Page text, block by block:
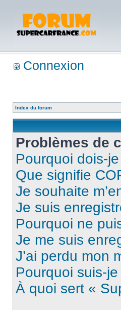
Connexion
Index du forum
Problèmes de
Pourquoi dois-
Que signifie
Je souhaite
Je suis
Pourquoi ne
Je me suis
J’ai perdu mon
Pourquoi suis-
À quoi sert «